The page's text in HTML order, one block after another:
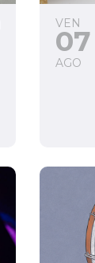
VEN
07
AGO